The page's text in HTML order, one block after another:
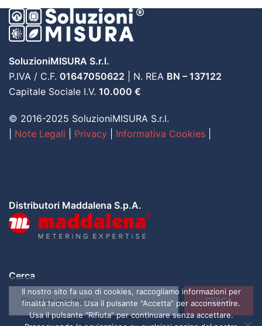
SoluzioniMISURA S.r.l.
P.IVA / C.F. 01647050622 | N. REA BN – 137122
Capitale Sociale I.V. 10.000 €
© 2016-2025 SoluzioniMISURA S.r.l.
Note Legali Privacy Informativa Cookies
Distributori Maddalena S.p.A.
Cerca
CERCA
Il nostro sito fa uso di cookies, raccogliamo informazioni per
finalità tecniche. Usa il pulsante “Accetta” per acconsentire.
Usa il pulsante “Rifiuta” per continuare senza accettare.